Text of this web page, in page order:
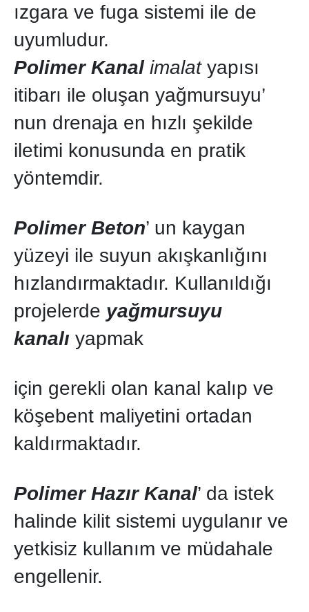
ızgara ve fuga sistemi ile de
uyumludur.
Polimer Kanalimalat yapısı
itibarı ile oluşan yağmursuyu’
nun drenaja en hızlı şekilde
iletimi konusunda en pratik
yöntemdir.
Polimer Beton’ un kaygan
yüzeyi ile suyun akışkanlığını
hızlandırmaktadır. Kullanıldığı
projelerde yağmursuyu
kanalı yapmak
için gerekli olan kanal kalıp ve
köşebent maliyetini ortadan
kaldırmaktadır.
Polimer Hazır Kanal’ da istek
halinde kilit sistemi uygulanır ve
yetkisiz kullanım ve müdahale
engellenir.